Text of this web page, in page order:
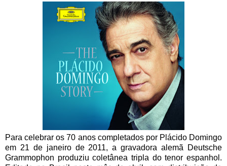
Para celebrar os 70 anos completados por Plácido Domingo
em 21 de janeiro de 2011, a gravadora alemã Deutsche
Grammophon produziu coletânea tripla do tenor espanhol.